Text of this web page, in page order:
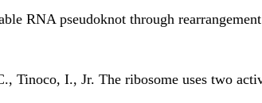
RNA pseudoknot through
I., Jr. The ribosome uses two